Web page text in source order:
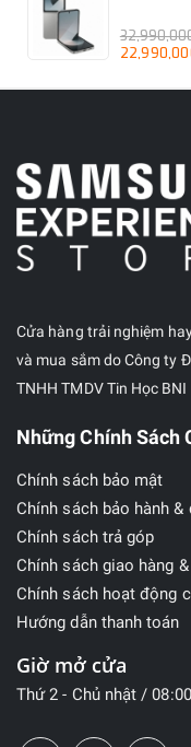
Cửa hàng trải nghiệm
và mua sắm do Công ty
TNHH TMDV Tin Học
Những Chính Sách
Chính sách bảo mật
Chính sách bảo hành &
Chính sách trả góp
Chính sách giao hàng
Chính sách hoạt động
Hướng dẫn thanh toán
Giờ mở cửa
Thứ 2 - Chủ nhật /